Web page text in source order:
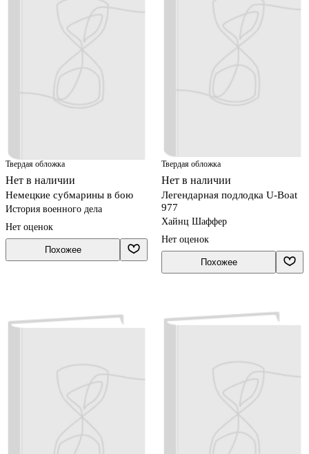
Твердая обложка
Нет в наличии
Немецкие субмарины в бою
История военного дела
Нет оценок
Похожее
Твердая обложка
Нет в наличии
Легендарная подлодка U-Boat
977
Хайнц Шаффер
Нет оценок
Похожее